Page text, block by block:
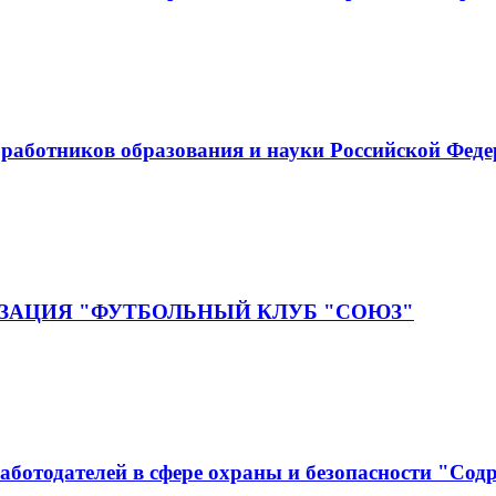
образования и науки Российской
"ФУТБОЛЬНЫЙ КЛУБ "СОЮЗ"
в сфере охраны и безопасности